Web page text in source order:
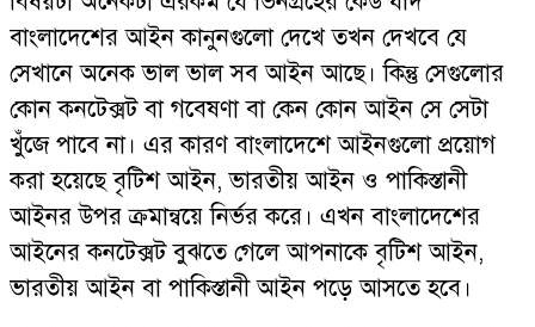
বাংলাদেশের আইন কানুনগুলো দেখে তখন দেখবে যে
সেখানে অনেক ভাল ভাল সব আইন আছে। কিন্তু সেগুলোর
কোন কনটেক্সট বা গবেষণা বা কেন কোন আইন সে সেটা
খুঁজে পাবে না। এর কারণ বাংলাদেশে আইনগুলো প্রয়োগ
করা হয়েছে বৃটিশ আইন, ভারতীয় আইন ও পাকিস্তানী
আইনর উপর ক্রমান্বয়ে নির্ভর করে। এখন বাংলাদেশের
আইনের কনটেক্সট বুঝতে গেলে আপনাকে বৃটিশ আইন,
ভারতীয় আইন বা পাকিস্তানী আইন পড়ে আসতে হবে।